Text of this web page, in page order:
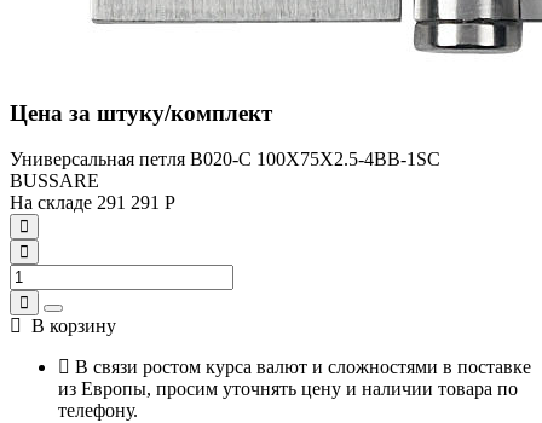
Цена за штуку/комплект
Универсальная петля B020-C 100X75X2.5-4BB-1SC
BUSSARE
На складе 291 291 Р
В корзину
В связи ростом курса валют и сложностями в поставке
из Европы, просим уточнять цену и наличии товара по
телефону.